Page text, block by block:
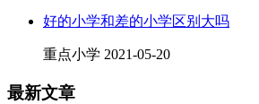
好的小学和差的小学区别大吗
重点小学 2021-05-20
最新文章